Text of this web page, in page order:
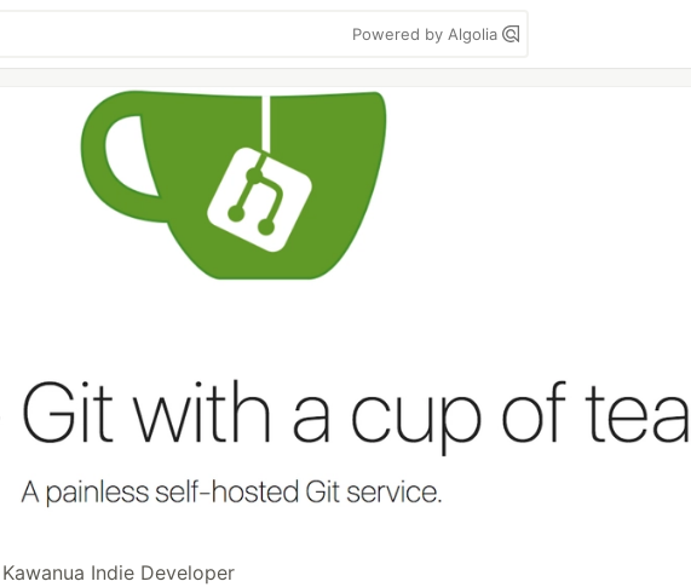
Powered by Algolia
Kawanua Indie Developer